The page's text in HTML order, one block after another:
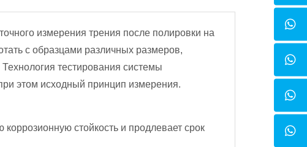
измерения трения после полировки на
с образцами различных размеров,
тестирования системы
этом исходный принцип измерения.
стойкость и продлевает срок